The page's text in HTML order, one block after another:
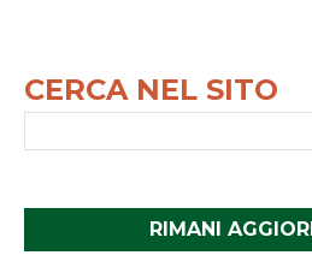
CERCA NEL SITO
RIMANI